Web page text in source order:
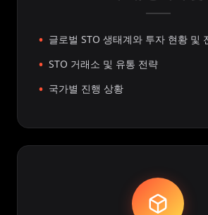
글로벌 STO 생태계와 투자 현황 및
STO 거래소 및 유통 전략
국가별 진행 상황